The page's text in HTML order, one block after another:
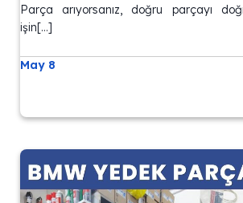
Parça arıyorsanız, doğru parçayı
işin[…]
May 8